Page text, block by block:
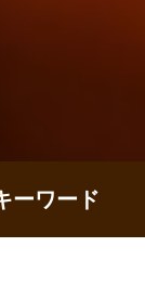
ーワード